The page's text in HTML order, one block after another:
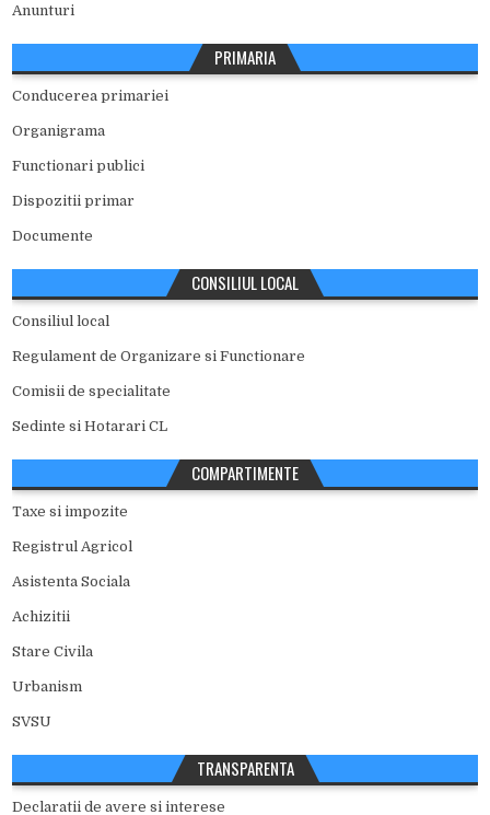
Anunturi
PRIMARIA
Conducerea primariei
Organigrama
Functionari publici
Dispozitii primar
Documente
CONSILIUL LOCAL
Consiliul local
Regulament de Organizare si Functionare
Comisii de specialitate
Sedinte si Hotarari CL
COMPARTIMENTE
Taxe si impozite
Registrul Agricol
Asistenta Sociala
Achizitii
Stare Civila
Urbanism
SVSU
TRANSPARENTA
Declaratii de avere si interese